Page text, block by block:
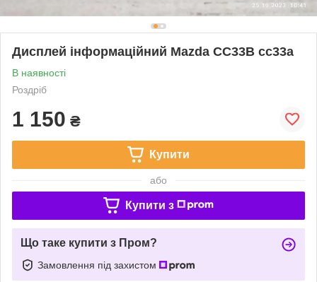
Дисплей інформаційний Mazda CC33B cc33a
В наявності
Роздріб
1 150 ₴
Купити
або
Купити з
Що таке купити з Пром?
Замовлення під захистом